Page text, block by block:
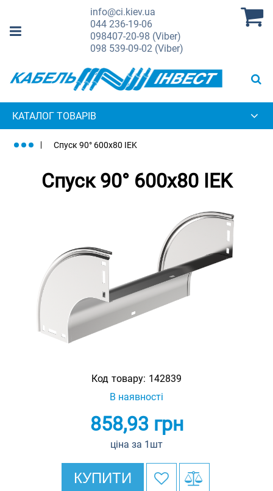
info@ci.kiev.ua
044236-19-06
098407-20-98 (Viber)
098 539-09-02 (Viber)
КАТАЛОГ ТОВАРІВ
Спуск 90° 600х80 IEK
Спуск 90° 600х80 IEK
Код товару: 142839
В наявності
858,93грн
ціна за 1шт
КУПИТИ